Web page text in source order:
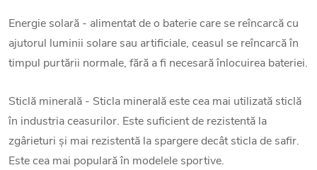
Energie solară - alimentat de o baterie care se reîncarcă cu
ajutorul luminii solare sau artificiale, ceasul se reîncarcă în
timpul purtării normale, fără a fi necesară înlocuirea bateriei.
Sticlă minerală - Sticla minerală este cea mai utilizată sticlă
în industria ceasurilor. Este suficient de rezistentă la
zgârieturi și mai rezistentă la spargere decât sticla de safir.
Este cea mai populară în modelele sportive.